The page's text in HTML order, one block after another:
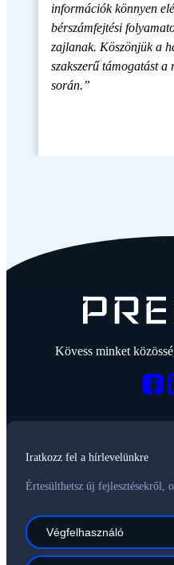
információk könnyen
bérszámfejtési
zajlanak. Köszönjük a
szakszerű támogatást a
során.”
Kövess minket
Iratkozz fel a hírlevelünkre
Értesülthetsz új fejlesztésekről,